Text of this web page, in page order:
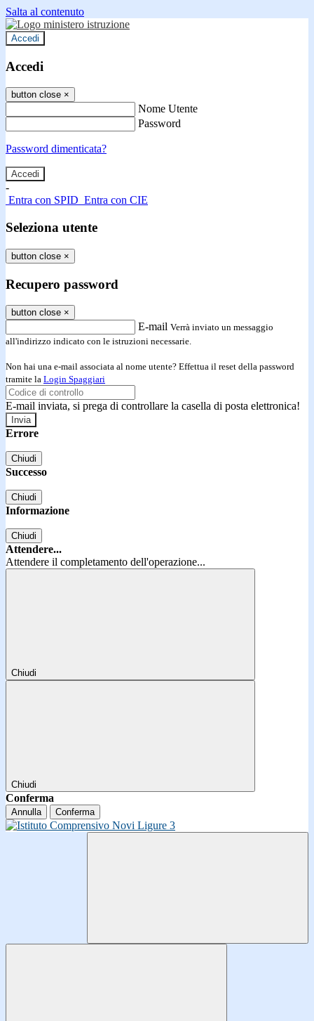
Salta al contenuto
Accedi
Accedi
button close ×
Nome Utente
Password
Password dimenticata?
-
Entra con SPID Entra con CIE
Seleziona utente
button close ×
Recupero password
button close ×
E-mail Verrà inviato un messaggio
all'indirizzo indicato con le istruzioni necessarie.
Non hai una e-mail associata al nome utente? Effettua il reset della password
tramite la Login Spaggiari
E-mail inviata, si prega di controllare la casella di posta elettronica!
Errore
Chiudi
Successo
Chiudi
Informazione
Chiudi
Attendere...
Attendere il completamento dell'operazione...
Chiudi
Chiudi
Conferma
Annulla Conferma